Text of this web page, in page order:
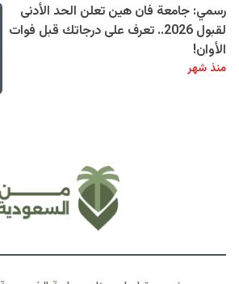
رسمي: جامعة فان هين تعلن الحد الأدنى
لقبول 2026.. تعرف على درجاتك قبل فوات
الأوان!
منذ شهر